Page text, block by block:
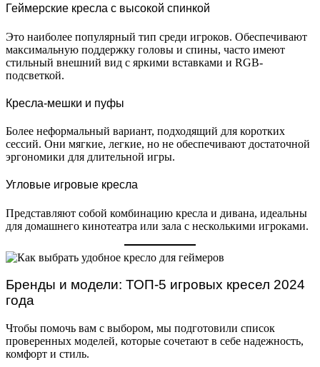
Геймерские кресла с высокой спинкой
Это наиболее популярный тип среди игроков. Обеспечивают
максимальную поддержку головы и спины, часто имеют
стильный внешний вид с яркими вставками и RGB-
подсветкой.
Кресла-мешки и пуфы
Более неформальный вариант, подходящий для коротких
сессий. Они мягкие, легкие, но не обеспечивают достаточной
эргономики для длительной игры.
Угловые игровые кресла
Представляют собой комбинацию кресла и дивана, идеальны
для домашнего кинотеатра или зала с несколькими игроками.
Бренды и модели: ТОП-5 игровых кресел 2024
года
Чтобы помочь вам с выбором, мы подготовили список
проверенных моделей, которые сочетают в себе надежность,
комфорт и стиль.